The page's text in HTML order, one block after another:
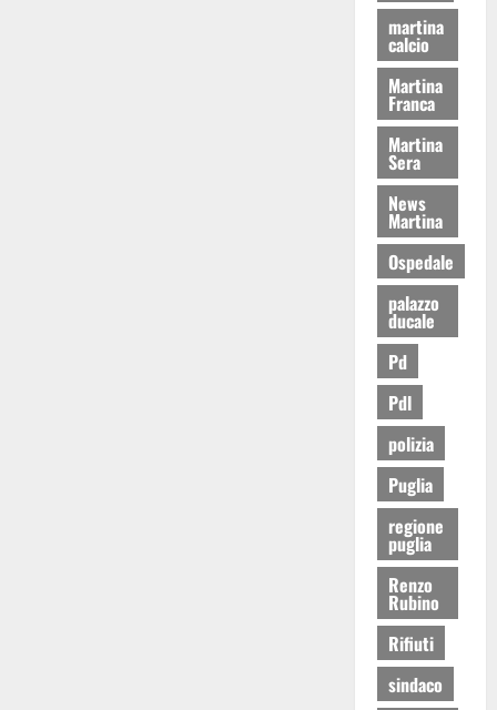
martina
calcio
Martina
Franca
Martina
Sera
News
Martina
Ospedale
palazzo
ducale
Pd
Pdl
polizia
Puglia
regione
puglia
Renzo
Rubino
Rifiuti
sindaco